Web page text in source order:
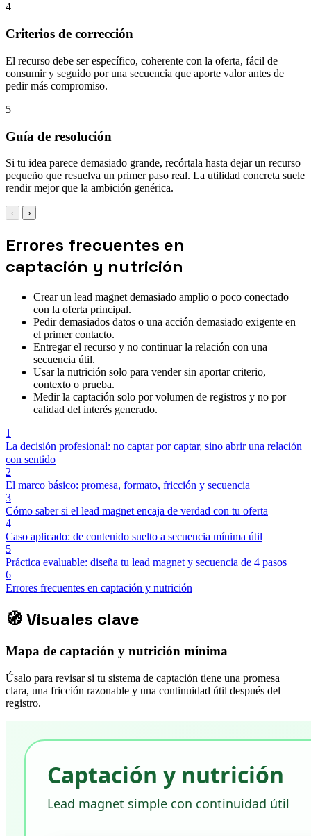
4
Criterios de corrección
El recurso debe ser específico, coherente con la oferta, fácil de
consumir y seguido por una secuencia que aporte valor antes de
pedir más compromiso.
5
Guía de resolución
Si tu idea parece demasiado grande, recórtala hasta dejar un recurso
pequeño que resuelva un primer paso real. La utilidad concreta suele
rendir mejor que la ambición genérica.
‹ ›
Errores frecuentes en
captación y nutrición
Crear un lead magnet demasiado amplio o poco conectado
con la oferta principal.
Pedir demasiados datos o una acción demasiado exigente en
el primer contacto.
Entregar el recurso y no continuar la relación con una
secuencia útil.
Usar la nutrición solo para vender sin aportar criterio,
contexto o prueba.
Medir la captación solo por volumen de registros y no por
calidad del interés generado.
1
La decisión profesional: no captar por captar, sino abrir una relación
con sentido
2
El marco básico: promesa, formato, fricción y secuencia
3
Cómo saber si el lead magnet encaja de verdad con tu oferta
4
Caso aplicado: de contenido suelto a secuencia mínima útil
5
Práctica evaluable: diseña tu lead magnet y secuencia de 4 pasos
6
Errores frecuentes en captación y nutrición
🧭Visuales clave
Mapa de captación y nutrición mínima
Úsalo para revisar si tu sistema de captación tiene una promesa
clara, una fricción razonable y una continuidad útil después del
registro.